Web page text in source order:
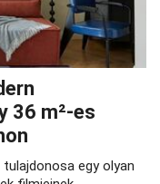
36 m²-es
egy olyan